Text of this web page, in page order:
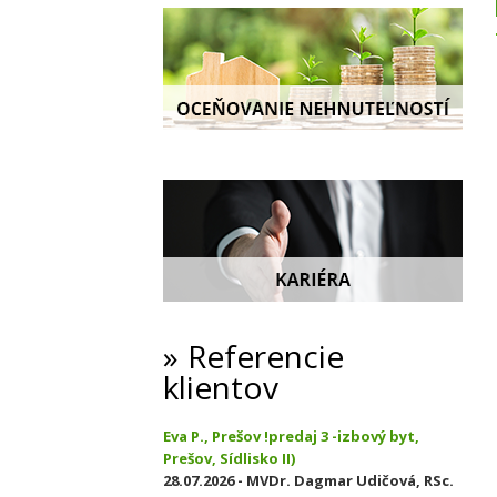
Referencie
klientov
Eva P., Prešov !predaj 3 -izbový byt,
Prešov, Sídlisko II)
28.07.2026 - MVDr. Dagmar Udičová, RSc.